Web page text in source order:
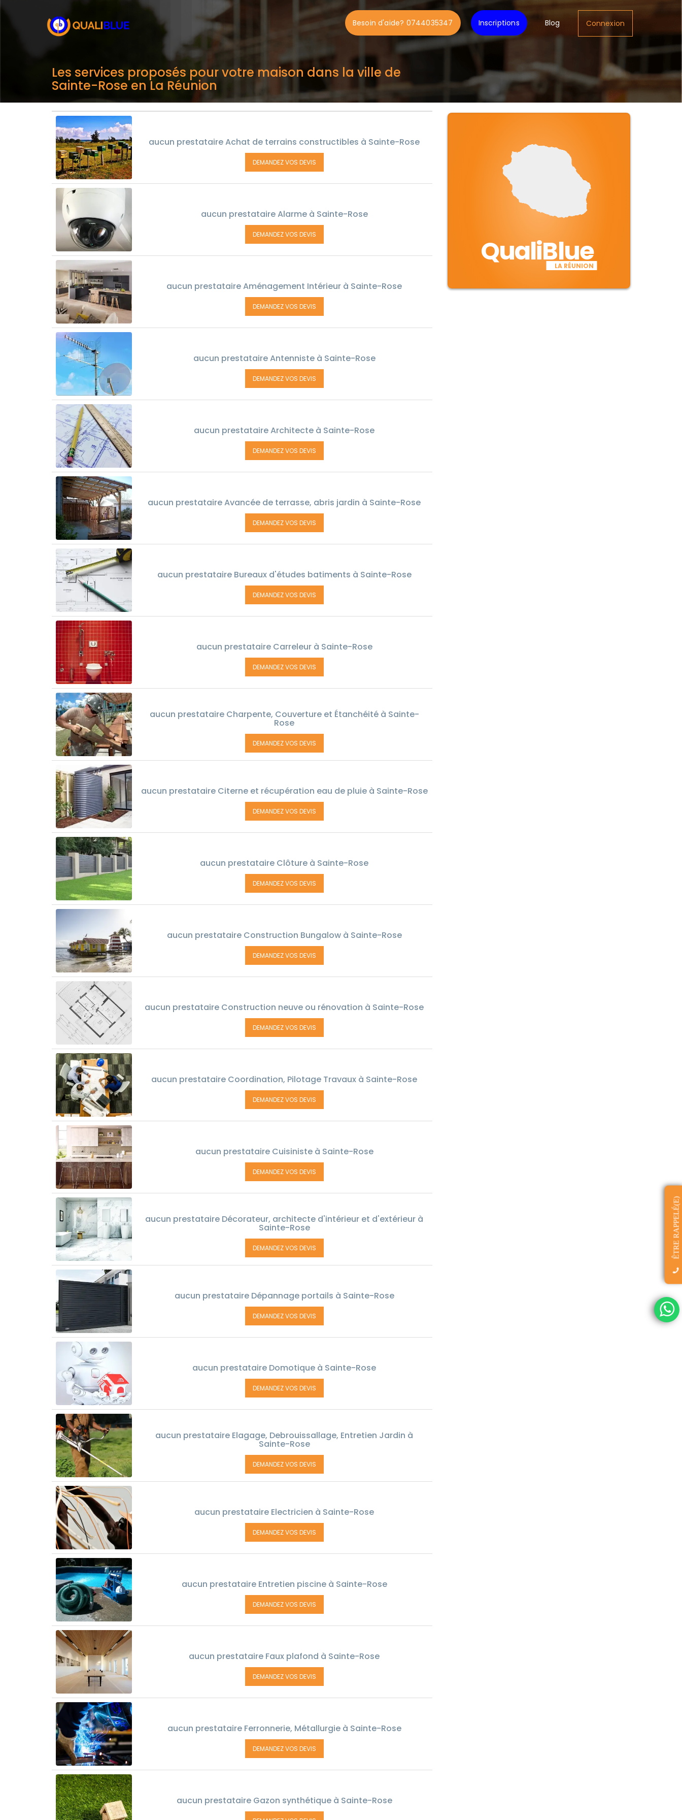
Besoin d'aide? 0744035347 Inscriptions Blog Connexion
Les services proposés pour votre maison dans la ville de
Sainte-Rose en La Réunion
aucun prestataire Achat de terrains constructibles à Sainte-Rose
DEMANDEZ VOS DEVIS
aucun prestataire Alarme à Sainte-Rose
DEMANDEZ VOS DEVIS
aucun prestataire Aménagement Intérieur à Sainte-Rose
DEMANDEZ VOS DEVIS
aucun prestataire Antenniste à Sainte-Rose
DEMANDEZ VOS DEVIS
aucun prestataire Architecte à Sainte-Rose
DEMANDEZ VOS DEVIS
aucun prestataire Avancée de terrasse, abris jardin à Sainte-Rose
DEMANDEZ VOS DEVIS
aucun prestataire Bureaux d'études batiments à Sainte-Rose
DEMANDEZ VOS DEVIS
aucun prestataire Carreleur à Sainte-Rose
DEMANDEZ VOS DEVIS
aucun prestataire Charpente, Couverture et Étanchéité à Sainte-
Rose
DEMANDEZ VOS DEVIS
aucun prestataire Citerne et récupération eau de pluie à Sainte-Rose
DEMANDEZ VOS DEVIS
aucun prestataire Clôture à Sainte-Rose
DEMANDEZ VOS DEVIS
aucun prestataire Construction Bungalow à Sainte-Rose
DEMANDEZ VOS DEVIS
aucun prestataire Construction neuve ou rénovation à Sainte-Rose
DEMANDEZ VOS DEVIS
aucun prestataire Coordination, Pilotage Travaux à Sainte-Rose
DEMANDEZ VOS DEVIS
aucun prestataire Cuisiniste à Sainte-Rose
DEMANDEZ VOS DEVIS
aucun prestataire Décorateur, architecte d'intérieur et d'extérieur à
Sainte-Rose
DEMANDEZ VOS DEVIS
aucun prestataire Dépannage portails à Sainte-Rose
DEMANDEZ VOS DEVIS
aucun prestataire Domotique à Sainte-Rose
DEMANDEZ VOS DEVIS
aucun prestataire Elagage, Debrouissallage, Entretien Jardin à
Sainte-Rose
DEMANDEZ VOS DEVIS
aucun prestataire Electricien à Sainte-Rose
DEMANDEZ VOS DEVIS
aucun prestataire Entretien piscine à Sainte-Rose
DEMANDEZ VOS DEVIS
aucun prestataire Faux plafond à Sainte-Rose
DEMANDEZ VOS DEVIS
aucun prestataire Ferronnerie, Métallurgie à Sainte-Rose
DEMANDEZ VOS DEVIS
aucun prestataire Gazon synthétique à Sainte-Rose
QualiBlue
LA RÉUNION
ÊTRE RAPPELÉ(E)